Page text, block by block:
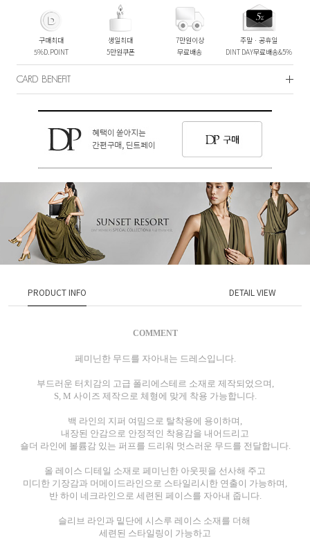
구매최대
5%D.POINT
생일최대
5만원쿠폰
7만원이상
무료배송
주말ㆍ공휴일
DINT DAY무료배송&5%
CARD BENEFIT
PRODUCT INFO DETAIL VIEW
COMMENT
페미닌한 무드를 자아내는 드레스입니다.
부드러운 터치감의 고급 폴리에스테르 소재로 제작되었으며,
S, M 사이즈 제작으로 체형에 맞게 착용 가능합니다.
백 라인의 지퍼 여밈으로 탈착용에 용이하며,
내장된 안감으로 안정적인 착용감을 내어드리고
숄더 라인에 볼륨감 있는 퍼프를 드리워 멋스러운 무드를 전달합니다.
올 레이스 디테일 소재로 페미닌한 아웃핏을 선사해 주고
미디한 기장감과 머메이드라인으로 스타일리시한 연출이 가능하며,
반 하이 네크라인으로 세련된 페이스를 자아내 줍니다.
슬리브 라인과 밑단에 시스루 레이스 소재를 더해
세련된 스타일링이 가능하고